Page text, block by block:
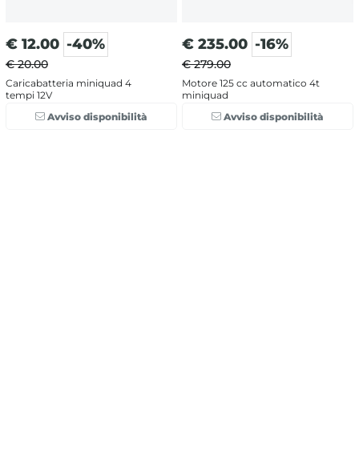
€ 12.00 -40%
€ 20.00
Caricabatteria miniquad 4
tempi 12V
Avviso disponibilità
€ 235.00 -16%
€ 279.00
Motore 125 cc automatico 4t
miniquad
Avviso disponibilità